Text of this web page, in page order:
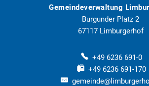
Gemeindeverwaltung
Burgunder Platz 2
67117 Limburgerhof
+49 6236 691-0
+49 6236 691-170